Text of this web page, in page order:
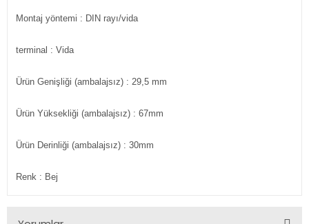
Montaj yöntemi : DIN rayı/vida
terminal : Vida
Ürün Genişliği (ambalajsız) : 29,5 mm
Ürün Yüksekliği (ambalajsız) : 67mm
Ürün Derinliği (ambalajsız) : 30mm
Renk : Bej